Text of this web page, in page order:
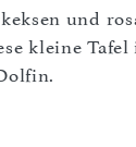
und
kleine